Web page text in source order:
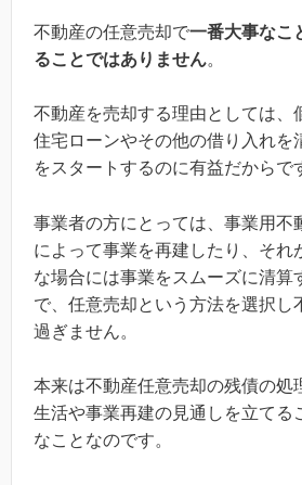
不動産の任意売却で一番大事なこ
ることではありません。
不動産を売却する理由としては、
住宅ローンやその他の借り入れを
をスタートするのに有益だからで
事業者の方にとっては、事業用不
によって事業を再建したり、それ
な場合には事業をスムーズに清算
で、任意売却という方法を選択し
過ぎません。
本来は不動産任意売却の残債の処
生活や事業再建の見通しを立てる
なことなのです。